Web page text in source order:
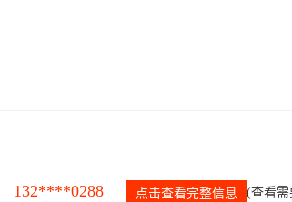
132****0288 点击查看完整信息 (查看需